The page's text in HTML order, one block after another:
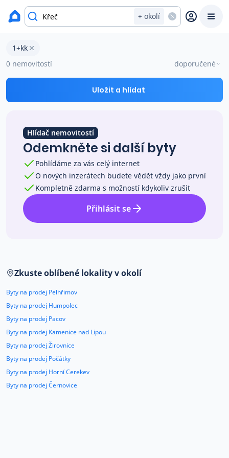
+ okolí
Prodat
Prodej s Reas.cz
Ceny prodaných nemovitostí
Okamžitý výkup
Přehled realitních makléřů
O nás
Kariéra
Kontakt
okres Pelhřimov
Byty 1+kk na prodej Křeč
1+kk
0 nemovitostí
doporučené
Uložit a hlídat
Hlídač nemovitostí
Odemkněte si další byty
Pohlídáme za vás celý internet
O nových inzerátech budete vědět vždy jako první
Kompletně zdarma s možností kdykoliv zrušit
Přihlásit se
Zkuste oblíbené lokality v okolí
Byty na prodej Pelhřimov
Byty na prodej Humpolec
Byty na prodej Pacov
Byty na prodej Kamenice nad Lipou
Byty na prodej Žirovnice
Byty na prodej Počátky
Byty na prodej Horní Cerekev
Byty na prodej Černovice